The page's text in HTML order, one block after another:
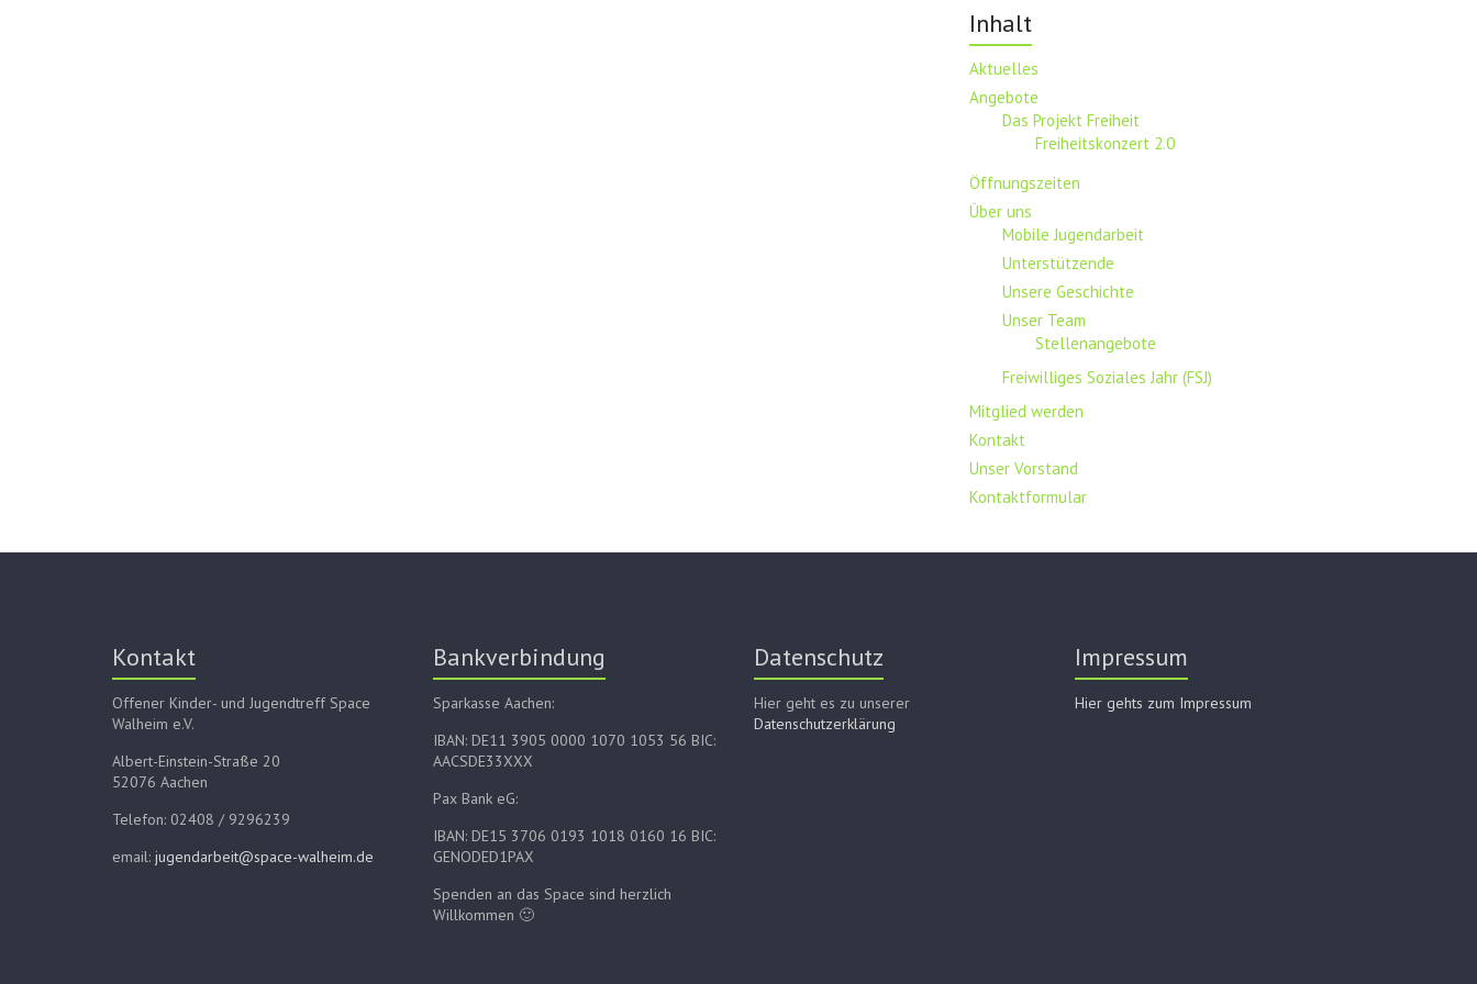
Inhalt
Aktuelles
Angebote
Das Projekt Freiheit
Freiheitskonzert 2.0
Öffnungszeiten
Über uns
Mobile Jugendarbeit
Unterstützende
Unsere Geschichte
Unser Team
Stellenangebote
Freiwilliges Soziales Jahr (FSJ)
Mitglied werden
Kontakt
Unser Vorstand
Kontaktformular
Kontakt
Offener Kinder- und Jugendtreff Space
Walheim e.V.
Albert-Einstein-Straße 20
52076 Aachen
Telefon: 02408 / 9296239
email: jugendarbeit@space-walheim.de
Bankverbindung
Sparkasse Aachen:
IBAN: DE11 3905 0000 1070 1053 56 BIC:
AACSDE33XXX
Pax Bank eG:
IBAN: DE15 3706 0193 1018 0160 16 BIC:
GENODED1PAX
Spenden an das Space sind herzlich
Willkommen 🙂
Datenschutz
Hier geht es zu unserer
Datenschutzerklärung
Impressum
Hier gehts zum Impressum